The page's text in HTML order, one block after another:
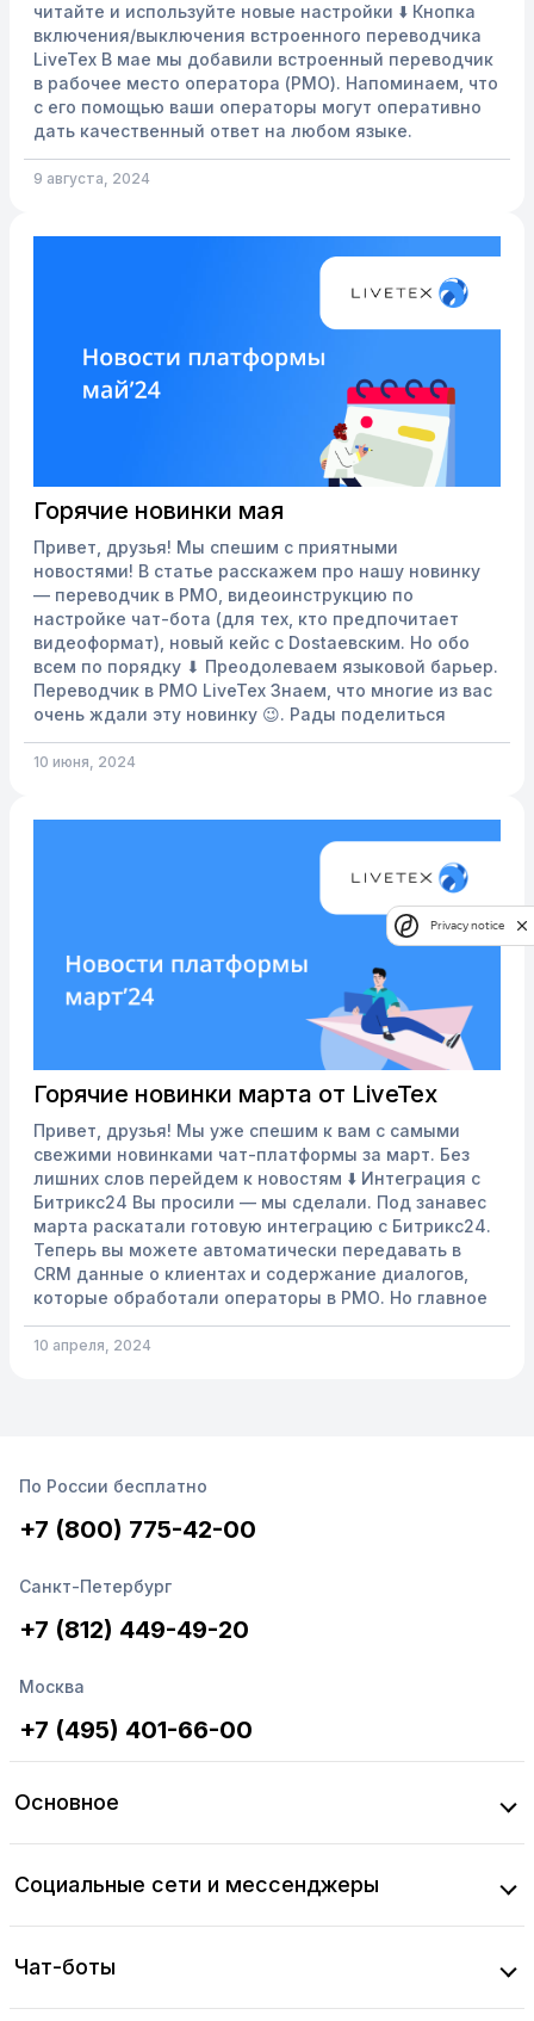
читайте и используйте новые настройки ⬇️ Кнопка
включения/выключения встроенного переводчика
LiveTex В мае мы добавили встроенный переводчик
в рабочее место оператора (РМО). Напоминаем, что
с его помощью ваши операторы могут оперативно
дать качественный ответ на любом языке.
Подробнее о работе переводчика можно прочитать
в нашей Базе Знаний. В июне мы улучшили
9 августа, 2024
Горячие новинки мая
Привет, друзья! Мы спешим с приятными
новостями! В статье расскажем про нашу новинку
— переводчик в РМО, видеоинструкцию по
настройке чат-бота (для тех, кто предпочитает
видеоформат), новый кейс с Dostaевским. Но обо
всем по порядку ⬇ Преодолеваем языковой барьер.
Переводчик в РМО LiveTex Знаем, что многие из вас
очень ждали эту новинку 😉. Рады поделиться
новостью о том, что теперь в рабочем месте
оператора доступен переводчик! Вы больше не
10 июня, 2024
Горячие новинки марта от LiveTex
Привет, друзья! Мы уже спешим к вам с самыми
свежими новинками чат-платформы за март. Без
лишних слов перейдем к новостям ⬇️ Интеграция с
Битрикс24 Вы просили — мы сделали. Под занавес
марта раскатали готовую интеграцию с Битрикс24.
Теперь вы можете автоматически передавать в
CRM данные о клиентах и содержание диалогов,
которые обработали операторы в РМО. Но главное
преимущество готовой интеграции в том, что ее
настройка очень простая! Вам не нужно
10 апреля, 2024
По России бесплатно
+7 (800) 775-42-00
Санкт-Петербург
+7 (812) 449-49-20
Москва
+7 (495) 401-66-00
Основное
Социальные сети и мессенджеры
Чат-боты
Privacy notice